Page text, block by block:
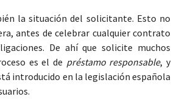
la situación del solicitante. Esto no
antes de celebrar cualquier contrato
De ahí que solicite muchos
es el de préstamo responsable, y
introducido en la legislación española